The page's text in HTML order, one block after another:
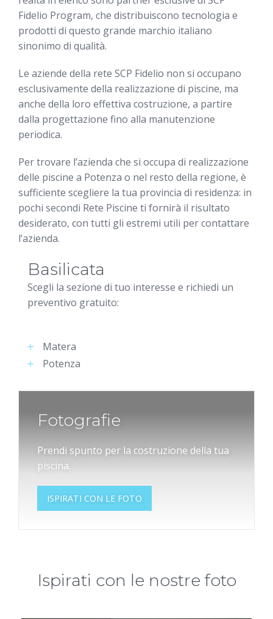
Fidelio Program, che distribuiscono tecnologia e
prodotti di questo grande marchio italiano
sinonimo di qualità.
Le aziende della rete SCP Fidelio non si occupano
esclusivamente della realizzazione di piscine, ma
anche della loro effettiva costruzione, a partire
dalla progettazione fino alla manutenzione
periodica.
Per trovare l’azienda che si occupa di realizzazione
delle piscine a Potenza o nel resto della regione, è
sufficiente scegliere la tua provincia di residenza: in
pochi secondi Rete Piscine ti fornirà il risultato
desiderato, con tutti gli estremi utili per contattare
l’azienda.
Basilicata
Scegli la sezione di tuo interesse e richiedi un
preventivo gratuito:
Matera
Potenza
Fotografie
Prendi spunto per la costruzione della tua
piscina.
ISPIRATI CON LE FOTO
Ispirati con le nostre foto